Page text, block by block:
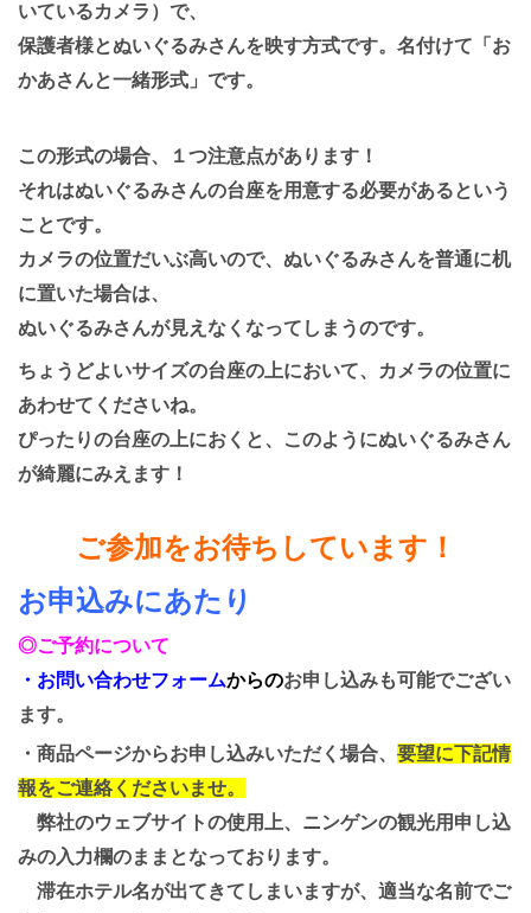
いているカメラ）で、
保護者様とぬいぐるみさんを映す方式です。名付けて「お
かあさんと一緒形式」です。
この形式の場合、１つ注意点があります！
それはぬいぐるみさんの台座を用意する必要があるという
ことです。
カメラの位置だいぶ高いので、ぬいぐるみさんを普通に机
に置いた場合は、
ぬいぐるみさんが見えなくなってしまうのです。
ちょうどよいサイズの台座の上において、カメラの位置に
あわせてくださいね。
ぴったりの台座の上におくと、このようにぬいぐるみさん
が綺麗にみえます！
ご参加をお待ちしています！
お申込みにあたり
◎ご予約について
・ お問い合わせフォームからのお申し込みも可能でござい
ます。
・商品ページからお申し込みいただく場合、 要望に下記情
報をご連絡くださいませ。
弊社のウェブサイトの使用上、ニンゲンの観光用申し込
みの入力欄のままとなっております。
滞在ホテル名が出てきてしまいますが、適当な名前でご